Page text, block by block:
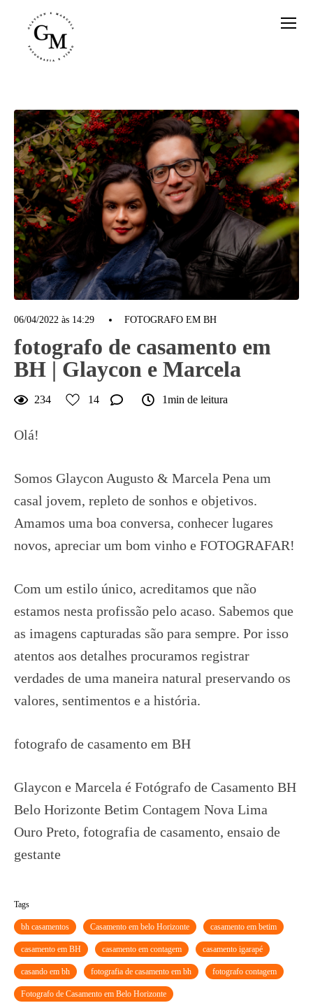
06/04/2022 às 14:29 FOTOGRAFO EM BH
fotografo de casamento em
BH | Glaycon e Marcela
234 14 1min de leitura
Olá!
Somos Glaycon Augusto & Marcela Pena um
casal jovem, repleto de sonhos e objetivos.
Amamos uma boa conversa, conhecer lugares
novos, apreciar um bom vinho e FOTOGRAFAR!
Com um estilo único, acreditamos que não
estamos nesta profissão pelo acaso. Sabemos que
as imagens capturadas são para sempre. Por isso
atentos aos detalhes procuramos registrar
verdades de uma maneira natural preservando os
valores, sentimentos e a história.
fotografo de casamento em BH
Glaycon e Marcela é Fotógrafo de Casamento BH
Belo Horizonte Betim Contagem Nova Lima
Ouro Preto, fotografia de casamento, ensaio de
gestante
Tags
bh casamentos Casamento em belo Horizonte casamento em betim
casamento em BH casamento em contagem casamento igarapé
casando em bh fotografia de casamento em bh fotografo contagem
Fotografo de Casamento em Belo Horizonte